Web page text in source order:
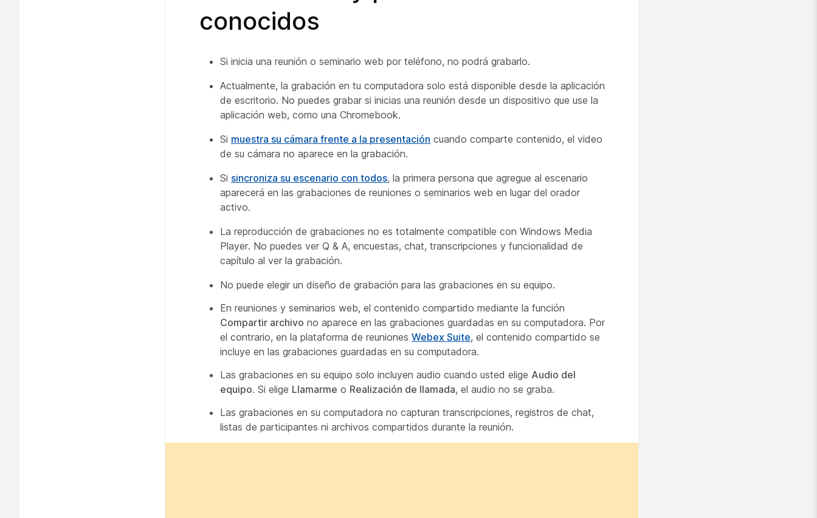
conocidos
Si inicia una reunión o seminario web por teléfono, no podrá grabarlo.
Actualmente, la grabación en tu computadora solo está disponible desde la aplicación
de escritorio. No puedes grabar si inicias una reunión desde un dispositivo que use la
aplicación web, como una Chromebook.
Si muestra su cámara frente a la presentación cuando comparte contenido, el video
de su cámara no aparece en la grabación.
Si sincroniza su escenario con todos, la primera persona que agregue al escenario
aparecerá en las grabaciones de reuniones o seminarios web en lugar del orador
activo.
La reproducción de grabaciones no es totalmente compatible con Windows Media
Player. No puedes ver Q & A, encuestas, chat, transcripciones y funcionalidad de
capítulo al ver la grabación.
No puede elegir un diseño de grabación para las grabaciones en su equipo.
En reuniones y seminarios web, el contenido compartido mediante la función
Compartir archivo no aparece en las grabaciones guardadas en su computadora. Por
el contrario, en la plataforma de reuniones Webex Suite, el contenido compartido se
incluye en las grabaciones guardadas en su computadora.
Las grabaciones en su equipo solo incluyen audio cuando usted elige Audio del
equipo. Si elige Llamarme o Realización de llamada, el audio no se graba.
Las grabaciones en su computadora no capturan transcripciones, registros de chat,
listas de participantes ni archivos compartidos durante la reunión.